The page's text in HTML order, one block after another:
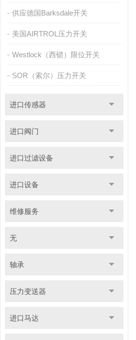
供应德国Barksdale开关
美国AIRTROL压力开关
Westlock（西锁）限位开关
SOR（索尔）压力开关
进口传感器
进口阀门
进口过滤设备
进口设备
维修服务
无
轴承
压力变送器
进口马达